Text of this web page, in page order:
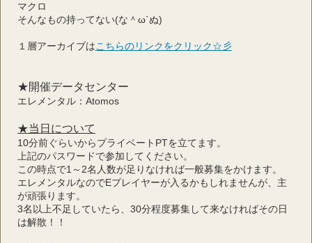
マクロ
そんなもの持ってない(な＾ω`ぬ)
１層アーカイブはこちらのリンクをクリック☆彡
★開催データセンター
エレメンタル：Atomos
★当日について
10分前ぐらいからプライベートPTを立てます。
上記のパスワードで参加してください。
この時点で1～2名人数が足りなければ一般募集をかけます。
エレメンタルなのでEプレイヤーが入るかもしれませんが、主
が頑張ります。
3名以上不足していたら、30分程度募集して来なければその日
は解散！！